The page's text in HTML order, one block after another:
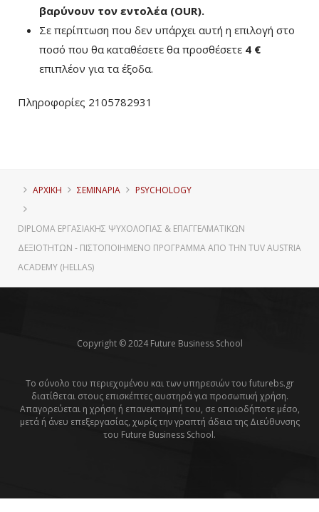
βαρύνουν τον εντολέα (ΟUR).
Σε περίπτωση που δεν υπάρχει αυτή η επιλογή στο
ποσό που θα καταθέσετε θα προσθέσετε 4 €
επιπλέον για τα έξοδα.
Πληροφορίες 2105782931
ΑΡΧΙΚΗ ΣΕΜΙΝΑΡΙΑ PSYCHOLOGY
DIPLOMA ΕΡΓΑΣΙΑΚΉΣ ΨΥΧΟΛΟΓΊΑΣ & ΕΠΑΓΓΕΛΜΑΤΙΚΏΝ
ΔΕΞΙΟΤΉΤΩΝ - ΠΙΣΤΟΠΟΙΗΜΈΝΟ ΠΡΌΓΡΑΜΜΑ ΑΠΌ ΤΗΝ TUV AUSTRIA
ACADEMY (HELLAS)
Copyright © 2024 Future Business School
Το σύνολο του περιεχομένου και των υπηρεσιών του futurebs.gr
διατίθεται στους επισκέπτες αυστηρά για προσωπική χρήση.
Απαγορεύεται η χρήση ή επανεκπομπή του, σε οποιοδήποτε μέσο,
μετά ή άνευ επεξεργασίας, χωρίς την γραπτή άδεια της Διεύθυνσης
του Future Business School.